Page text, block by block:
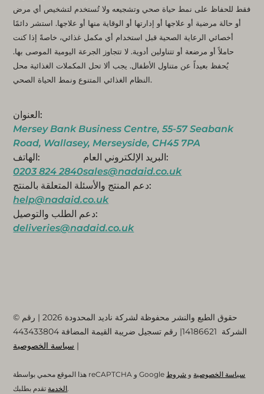
فقط للحفاظ على نمط حياة صحي وتشجيعه ولا تُستخدم لتشخيص أي مرض
أو حالة مرضية أو علاجها أو إدارتها أو الوقاية منها أو علاجها. استشر دائمًا
أخصائي الرعاية الصحية قبل استخدام أي مكمل غذائي، خاصةً إذا كنت
حاملاً أو مرضعة أو تتناولين أدوية. لا تتجاوز الجرعة اليومية الموصى بها.
يُحفظ بعيداً عن متناول الأطفال. يجب ألا تحل المكملات الغذائية محل
النظام الغذائي المتنوع ونمط الحياة الصحي.
العنوان:
Mersey Bank Business Centre, 55-57 Seabank
Road, Wallasey, Merseyside, CH45 7PA
الهاتف:
0203 824 2840
البريد الإلكتروني العام:
sales@nadaid.co.uk
دعم المنتج والأسئلة المتعلقة بالمنتج:
help@nadaid.co.uk
دعم الطلب والتوصيل:
deliveries@nadaid.co.uk
© حقوق الطبع والنشر محفوظة لشركة ناديد المحدودة 2026 | رقم
الشركة 14186621| رقم تسجيل ضريبة القيمة المضافة 443433804
| سياسة الخصوصية
هذا الموقع محمي بواسطة reCAPTCHA و Google سياسة الخصوصية و شروط
الخدمة